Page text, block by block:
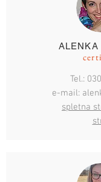
Tel.:
e-mail:
spletna